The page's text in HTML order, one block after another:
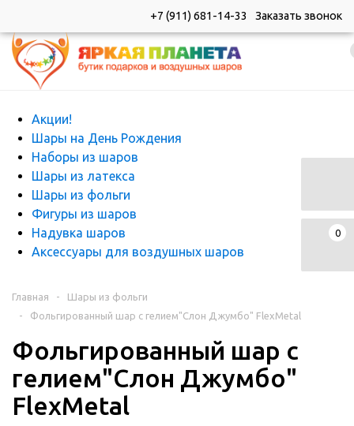
+7 (911) 681-14-33 Заказать звонок
0
Акции!
Шары на День Рождения
Наборы из шаров
Шары из латекса
Шары из фольги
Фигуры из шаров
Надувка шаров
Аксессуары для воздушных шаров
Главная -
Шары из фольги
-
Фольгированный шар с гелием"Слон Джумбо" FlexMetal
Фольгированный шар с
гелием"Слон Джумбо"
FlexMetal